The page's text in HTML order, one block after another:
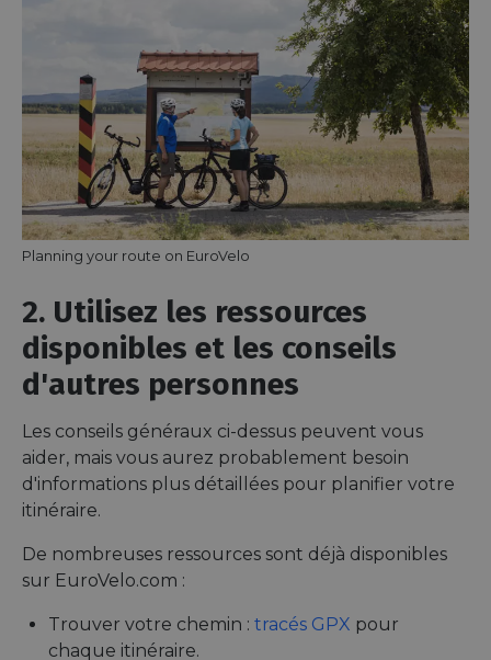
Planning your route on EuroVelo
2. Utilisez les ressources
disponibles et les conseils
d'autres personnes
Les conseils généraux ci-dessus peuvent vous
aider, mais vous aurez probablement besoin
d'informations plus détaillées pour planifier votre
itinéraire.
De nombreuses ressources sont déjà disponibles
sur EuroVelo.com :
Trouver votre chemin : tracés GPX pour
chaque itinéraire.